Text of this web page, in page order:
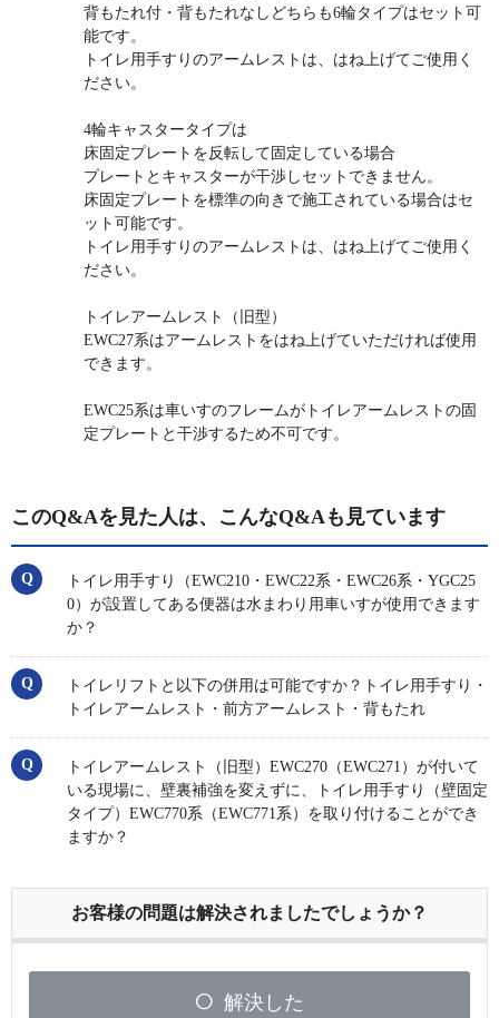
背もたれ付・背もたれなしどちらも6輪タイプはセット可
能です。
トイレ用手すりのアームレストは、はね上げてご使用く
ださい。
4輪キャスタータイプは
床固定プレートを反転して固定している場合
プレートとキャスターが干渉しセットできません。
床固定プレートを標準の向きで施工されている場合はセ
ット可能です。
トイレ用手すりのアームレストは、はね上げてご使用く
ださい。
トイレアームレスト（旧型）
EWC27系はアームレストをはね上げていただければ使用
できます。
EWC25系は車いすのフレームがトイレアームレストの固
定プレートと干渉するため不可です。
このQ&Aを見た人は、こんなQ&Aも見ています
トイレ用手すり（EWC210・EWC22系・EWC26系・YGC25
0）が設置してある便器は水まわり用車いすが使用できます
か？
トイレリフトと以下の併用は可能ですか？トイレ用手すり・
トイレアームレスト・前方アームレスト・背もたれ
トイレアームレスト（旧型）EWC270（EWC271）が付いて
いる現場に、壁裏補強を変えずに、トイレ用手すり（壁固定
タイプ）EWC770系（EWC771系）を取り付けることができ
ますか？
お客様の問題は解決されましたでしょうか？
解決した